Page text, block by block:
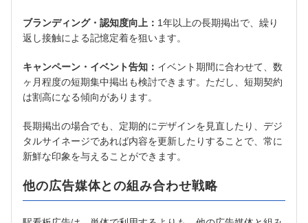
ブランディング・認知度向上： 1年以上の長期掲出で、繰り
返し接触による記憶定着を狙います。
キャンペーン・イベント告知： イベント期間に合わせて、数
ヶ月程度の短期集中掲出も検討できます。ただし、短期契約
は割高になる傾向があります。
長期掲出の場合でも、定期的にデザインを見直したり、デジ
タルサイネージであれば内容を更新したりすることで、常に
新鮮な印象を与えることができます。
他の広告媒体との組み合わせ戦略